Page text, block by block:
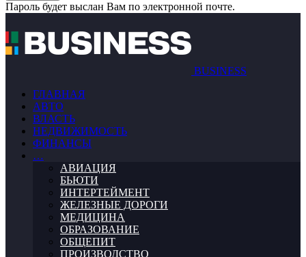
Пароль будет выслан Вам по электронной почте.
BUSINESS
ГЛАВНАЯ
АВТО
ВЛАСТЬ
НЕДВИЖИМОСТЬ
ФИНАНСЫ
…
АВИАЦИЯ
БЬЮТИ
ИНТЕРТЕЙМЕНТ
ЖЕЛЕЗНЫЕ ДОРОГИ
МЕДИЦИНА
ОБРАЗОВАНИЕ
ОБЩЕПИТ
ПРОИЗВОДСТВО